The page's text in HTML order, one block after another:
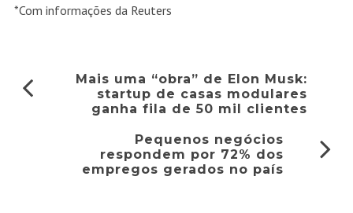
*Com informações da Reuters
Mais uma “obra” de Elon Musk:
startup de casas modulares
ganha fila de 50 mil clientes
Pequenos negócios
respondem por 72% dos
empregos gerados no país